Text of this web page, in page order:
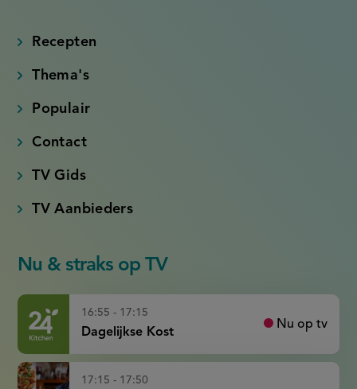
link)
link)
Recepten
Thema's
Populair
Contact
TV Gids
TV Aanbieders
Nu & straks op TV
16:55 - 17:15
Dagelijkse Kost
Nu op tv
17:15 - 17:50